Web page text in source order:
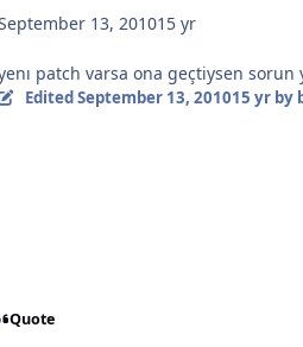
13, 201015 yr
patch varsa ona geçtiysen sorun
EditedSeptember 13, 201015 yrby
Quote